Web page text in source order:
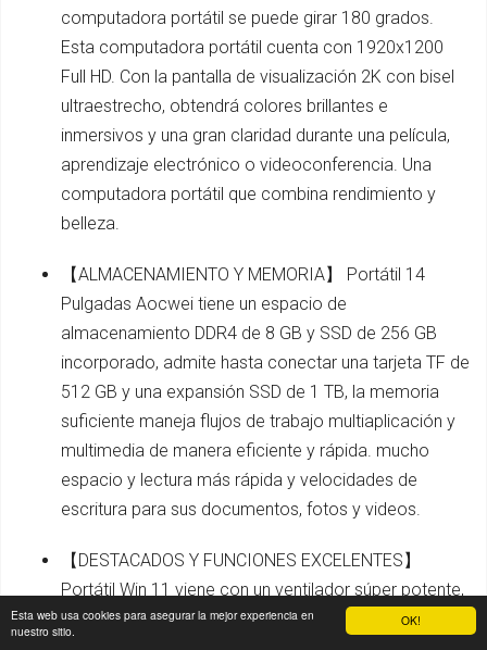
OK!
Esta web usa cookies para asegurar la mejor experiencia en
nuestro sitio.
computadora portátil se puede girar 180 grados.
Esta computadora portátil cuenta con 1920x1200
Full HD. Con la pantalla de visualización 2K con bisel
ultraestrecho, obtendrá colores brillantes e
inmersivos y una gran claridad durante una película,
aprendizaje electrónico o videoconferencia. Una
computadora portátil que combina rendimiento y
belleza.
【ALMACENAMIENTO Y MEMORIA】 Portátil 14
Pulgadas Aocwei tiene un espacio de
almacenamiento DDR4 de 8 GB y SSD de 256 GB
incorporado, admite hasta conectar una tarjeta TF de
512 GB y una expansión SSD de 1 TB, la memoria
suficiente maneja flujos de trabajo multiaplicación y
multimedia de manera eficiente y rápida. mucho
espacio y lectura más rápida y velocidades de
escritura para sus documentos, fotos y videos.
【DESTACADOS Y FUNCIONES EXCELENTES】
Portátil Win 11 viene con un ventilador súper potente,
tiene una función de enfriamiento rápido, acceso a